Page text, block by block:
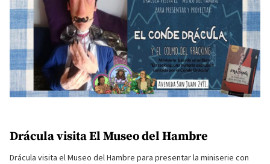
Drácula visita El Museo del Hambre
Drácula visita el Museo del Hambre para presentar la miniserie con